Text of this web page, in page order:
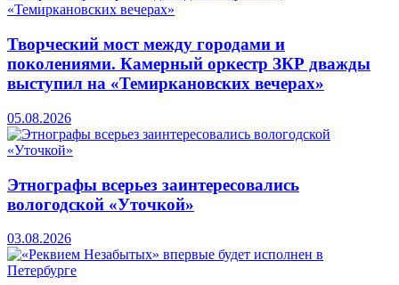
Творческий мост между городами и
поколениями. Камерный оркестр ЗКР дважды
выступил на «Темиркановских вечерах»
05.08.2026
Этнографы всерьез заинтересовались
вологодской «Уточкой»
03.08.2026